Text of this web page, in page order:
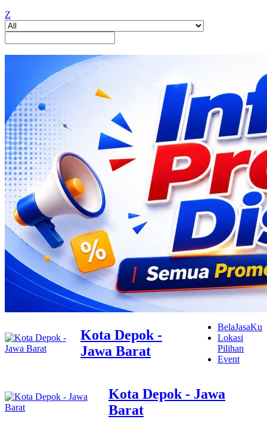
Z
Kota Depok -
Jawa Barat
BelaJasaKu
Lokasi
Pilihan
Event
Kota Depok - Jawa
Barat